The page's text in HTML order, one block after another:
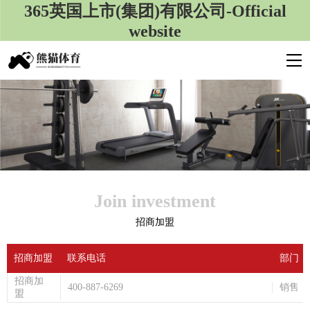
365英国上市(集团)有限公司-Official
website
Join investment
招商加盟
招商加盟 联系电话 部门
招商加
盟
400-887-6269 销售